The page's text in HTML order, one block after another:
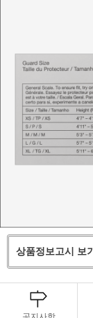
상품정보고시 보기